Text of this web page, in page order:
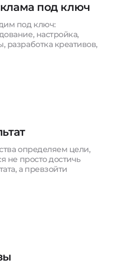
под ключ
под ключ:
настройка,
разработка креативов,
определяем цели,
не просто достичь
а превзойти